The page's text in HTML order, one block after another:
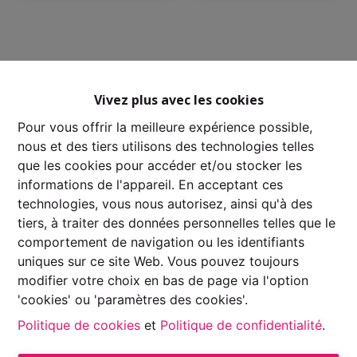
Vivez plus avec les cookies
Pour vous offrir la meilleure expérience possible,
nous et des tiers utilisons des technologies telles
que les cookies pour accéder et/ou stocker les
informations de l'appareil. En acceptant ces
technologies, vous nous autorisez, ainsi qu'à des
tiers, à traiter des données personnelles telles que le
comportement de navigation ou les identifiants
uniques sur ce site Web. Vous pouvez toujours
modifier votre choix en bas de page via l'option
'cookies' ou 'paramètres des cookies'.
Politique de cookies et Politique de confidentialité.
Autorité de surveillance:
Institut professionnel des Agents Immobiliers, Rue